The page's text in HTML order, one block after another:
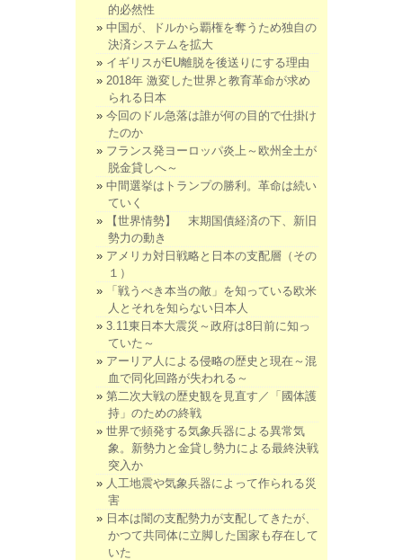
的必然性
中国が、ドルから覇権を奪うため独自の
決済システムを拡大
イギリスがEU離脱を後送りにする理由
2018年 激変した世界と教育革命が求め
られる日本
今回のドル急落は誰が何の目的で仕掛け
たのか
フランス発ヨーロッパ炎上～欧州全土が
脱金貸しへ～
中間選挙はトランプの勝利。革命は続い
ていく
【世界情勢】 末期国債経済の下、新旧
勢力の動き
アメリカ対日戦略と日本の支配層（その
１）
「戦うべき本当の敵」を知っている欧米
人とそれを知らない日本人
3.11東日本大震災～政府は8日前に知っ
ていた～
アーリア人による侵略の歴史と現在～混
血で同化回路が失われる～
第二次大戦の歴史観を見直す／「國体護
持」のための終戦
世界で頻発する気象兵器による異常気
象。新勢力と金貸し勢力による最終決戦
突入か
人工地震や気象兵器によって作られる災
害
日本は闇の支配勢力が支配してきたが、
かつて共同体に立脚した国家も存在して
いた